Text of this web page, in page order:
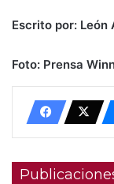
Escrito por:
Foto: Prensa